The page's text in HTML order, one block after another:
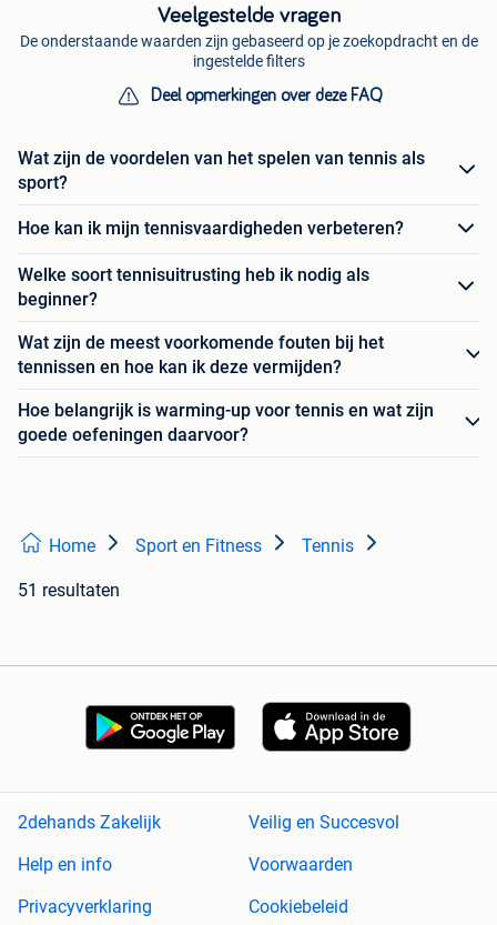
Veelgestelde vragen
De onderstaande waarden zijn gebaseerd op je zoekopdracht en de
ingestelde filters
Deel opmerkingen over deze FAQ
Wat zijn de voordelen van het spelen van tennis als
sport?
Hoe kan ik mijn tennisvaardigheden verbeteren?
Welke soort tennisuitrusting heb ik nodig als
beginner?
Wat zijn de meest voorkomende fouten bij het
tennissen en hoe kan ik deze vermijden?
Hoe belangrijk is warming-up voor tennis en wat zijn
goede oefeningen daarvoor?
Home Sport en Fitness Tennis
51 resultaten
2dehands Zakelijk
Veilig en Succesvol
Help en info
Voorwaarden
Privacyverklaring
Cookiebeleid